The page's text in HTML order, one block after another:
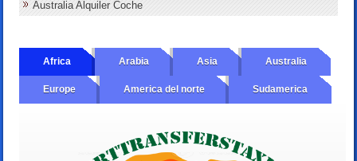
Australia Alquiler Coche
Africa Arabia Asia Australia
Europe America del norte Sudamerica